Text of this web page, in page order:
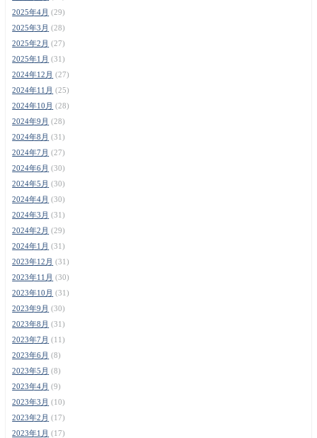
2025年4月 (29)
2025年3月 (28)
2025年2月 (27)
2025年1月 (31)
2024年12月 (27)
2024年11月 (25)
2024年10月 (28)
2024年9月 (28)
2024年8月 (31)
2024年7月 (27)
2024年6月 (30)
2024年5月 (30)
2024年4月 (30)
2024年3月 (31)
2024年2月 (29)
2024年1月 (31)
2023年12月 (31)
2023年11月 (30)
2023年10月 (31)
2023年9月 (30)
2023年8月 (31)
2023年7月 (11)
2023年6月 (8)
2023年5月 (8)
2023年4月 (9)
2023年3月 (10)
2023年2月 (17)
2023年1月 (17)